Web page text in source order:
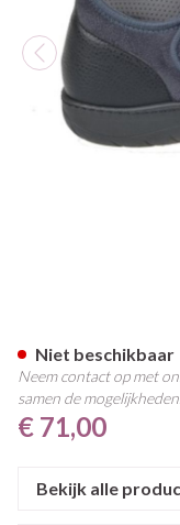
€ 71,00
Niet beschikbaar
Neem contact op met
samen de mogelijkheden.
Bekijk alle